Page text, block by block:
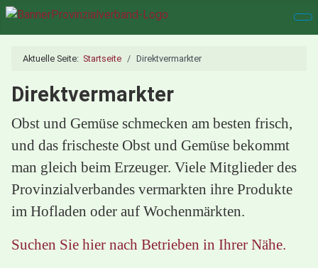
Aktuelle Seite: Startseite Direktvermarkter
Direktvermarkter
Obst und Gemüse schmecken am besten frisch,
und das frischeste Obst und Gemüse bekommt
man gleich beim Erzeuger. Viele Mitglieder des
Provinzialverbandes vermarkten ihre Produkte
im Hofladen oder auf Wochenmärkten.
Suchen Sie hier nach Betrieben in Ihrer Nähe.